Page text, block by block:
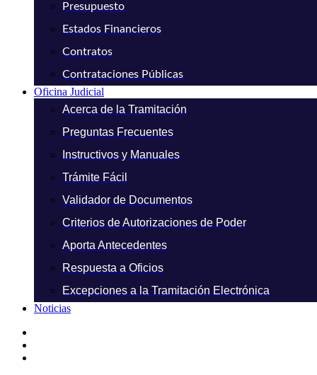
Presupuesto
Estados Financieros
Contratos
Contrataciones Públicas
Oficina Judicial
Acerca de la Tramitación
Preguntas Frecuentes
Instructivos y Manuales
Trámite Fácil
Validador de Documentos
Criterios de Autorizaciones de Poder
Aporta Antecedentes
Respuesta a Oficios
Excepciones a la Tramitación Electrónica
Noticias